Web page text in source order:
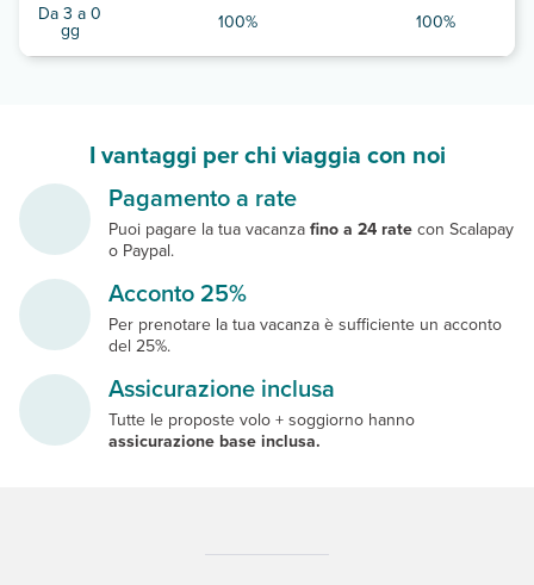
Da 3 a 0
gg 100% 100%
I vantaggi per chi viaggia con noi
Pagamento a rate
Puoi pagare la tua vacanza fino a 24 rate con Scalapay
o Paypal.
Acconto 25%
Per prenotare la tua vacanza è sufficiente un acconto
del 25%.
Assicurazione inclusa
Tutte le proposte volo + soggiorno hanno
assicurazione base inclusa.